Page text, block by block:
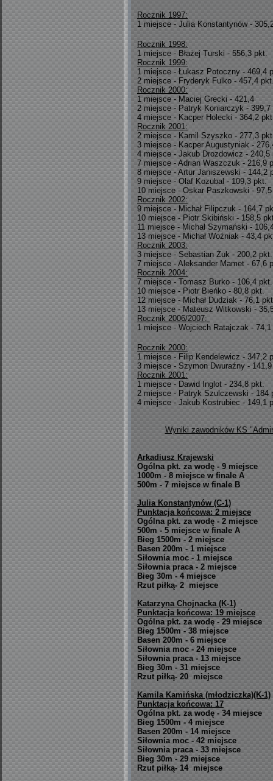
Rocznik 1997:
1 miejsce - Julia Konstantynów -
Rocznik 1998:
1 miejsce - Błażej Turski - 556,3 pkt.
Rocznik 1999:
1 miejsce - Łukasz Potoczny - 469,4
2 miejsce - Fryderyk Fulko - 457,4
Rocznik 2000:
1 miejsce - Maciej Grecki - 421,4
2 miejsce - Patryk Koniarczyk - 399,7
4 miejsce - Kacper Holecki - 364,2
Rocznik 2001:
2 miejsce - Kamil Szyszko - 277,3
3 miejsce - Kacper Augustyniak -
4 miejsce - Jakub Drozdowicz - 240,5
7 miejsce - Adrian Waszczuk - 216,9
8 miejsce - Artur Janiszewski - 144,2
9 miejsce - Olaf Kozubal - 109,3 pkt.
10 miejsce - Oskar Paszkowski -
Rocznik 2002:
9 miejsce - Michał Filipczuk - 164,7
10 miejsce - Piotr Skibiński - 158,5
11 miejsce - Michał Szymański -
13 miejsce - Michał Woźniak - 43,4
Rocznik 2003:
3 miejsce - Sebastian Żuk - 200,2 pkt.
7 miejsce - Aleksander Mamet - 67,6
Rocznik 2004:
7 miejsce - Tomasz Burko - 106,4 pkt.
10 miejsce - Piotr Bieńko - 80,8 pkt.
12 miejsce - Michał Dudziak - 76,1
13 miejsce - Mateusz Witkowski -
Rocznik 2006/2007:
1 miejsce - Wojciech Ratajczak -
Rocznik 2000:
1 miejsce - Filip Kendelewicz - 347,2
3 miejsce - Szymon Dwuraźny -
Rocznik 2001:
1 miejsce - Dawid Inglot - 234,8 pkt.
2 miejsce - Patryk Szulczewski - 184
4 miejsce - Jakub Kostrubiec - 149,1
Wyniki zawodników KS
Arkadiusz Krajewski
Ogólna pkt. za wodę - 9 miejsce
1000m - 8 miejsce w finale A
500m - 7 miejsce w finale B
Julia Konstantynów (C-1)
Punktacja końcowa: 2 miejsce
Ogólna pkt. za wodę - 2 miejsce
500m - 5 miejsce w finale A
Bieg 1500m - 2 miejsce
Basen 200m - 1 miejsce
Siłownia moc - 1 miejsce
Siłownia praca - 2 miejsce
Bieg 30m - 4 miejsce
Rzut piłką- 2 miejsce
Katarzyna Chojnacka (K-1)
Punktacja końcowa: 19 miejsce
Ogólna pkt. za wodę - 29 miejsce
Bieg 1500m - 38 miejsce
Basen 200m - 6 miejsce
Siłownia moc - 24 miejsce
Siłownia praca - 13 miejsce
Bieg 30m - 31 miejsce
Rzut piłką- 20 miejsce
Kamila Kamińska (młodziczka)(K-1)
Punktacja końcowa: 17
Ogólna pkt. za wodę - 34 miejsce
Bieg 1500m - 4 miejsce
Basen 200m - 14 miejsce
Siłownia moc - 42 miejsce
Siłownia praca - 33 miejsce
Bieg 30m - 29 miejsce
Rzut piłką- 14 miejsce